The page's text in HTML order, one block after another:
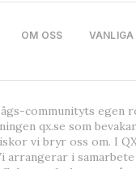
OM OSS VANLIGA
communityts egen
qx.se som
vi bryr oss om. I
arrangerar i samarbete